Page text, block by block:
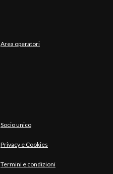
Area operatori
Socio unico
Privacy e Cookies
Termini e condizioni